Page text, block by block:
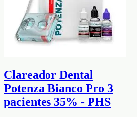
Clareador Dental
Potenza Bianco Pro 3
pacientes 35% - PHS